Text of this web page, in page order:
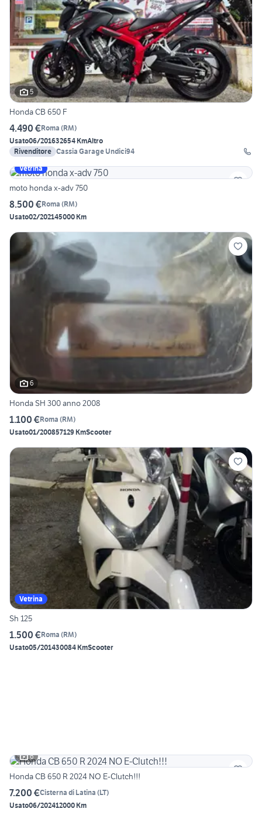
5
Honda CB 650 F
4.490 €Roma (RM)
Usato06/201632654 KmAltro
Rivenditore Cassia Garage Undici94
Vetrina
moto honda x-adv 750
8.500 €Roma (RM)
Usato02/202145000 Km
6
Honda SH 300 anno 2008
1.100 €Roma (RM)
Usato01/200857129 KmScooter
Vetrina
Sh 125
1.500 €Roma (RM)
Usato05/201430084 KmScooter
6
Honda CB 650 R 2024 NO E-Clutch!!!
7.200 €Cisterna di Latina (LT)
Usato06/202412000 Km